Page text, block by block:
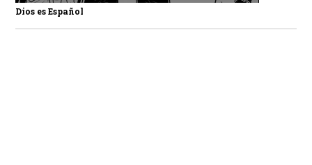
Dios es Español